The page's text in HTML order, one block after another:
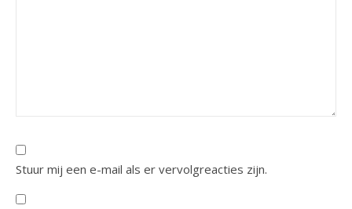
Stuur mij een e-mail als er vervolgreacties zijn.